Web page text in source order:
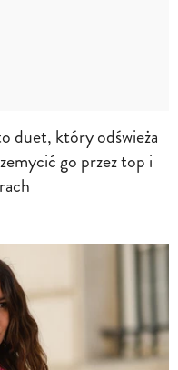
duet, który odświeża
go przez top i